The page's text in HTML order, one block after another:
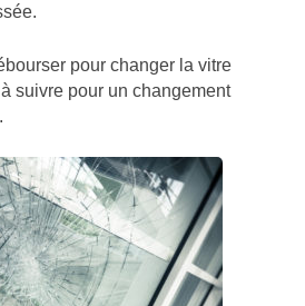
pour changer la vitre
suivre pour un changement